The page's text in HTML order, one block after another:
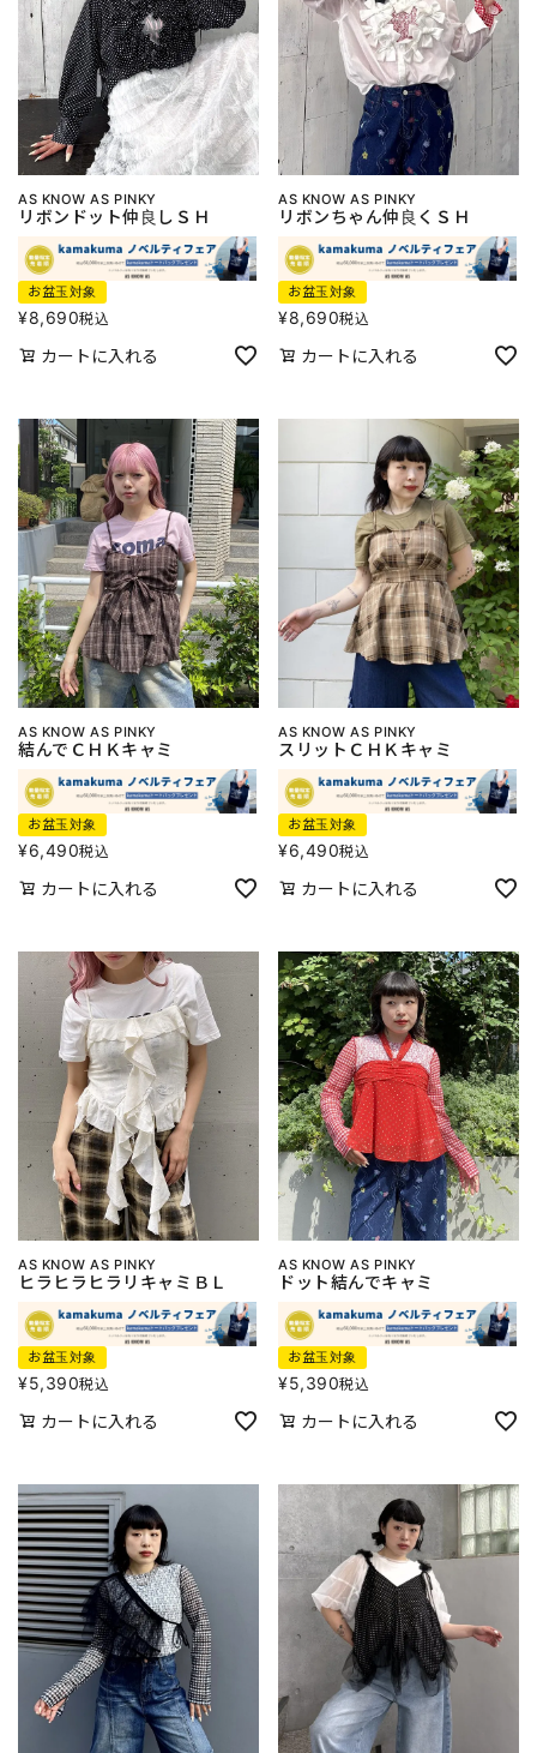
AS KNOW AS PINKY
リボンドット仲良しＳＨ
お盆玉対象
¥8,690税込
カートに入れる
AS KNOW AS PINKY
リボンちゃん仲良くＳＨ
お盆玉対象
¥8,690税込
カートに入れる
AS KNOW AS PINKY
結んでＣＨＫキャミ
お盆玉対象
¥6,490税込
カートに入れる
AS KNOW AS PINKY
スリットＣＨＫキャミ
お盆玉対象
¥6,490税込
カートに入れる
AS KNOW AS PINKY
ヒラヒラヒラリキャミＢＬ
お盆玉対象
¥5,390税込
カートに入れる
AS KNOW AS PINKY
ドット結んでキャミ
お盆玉対象
¥5,390税込
カートに入れる